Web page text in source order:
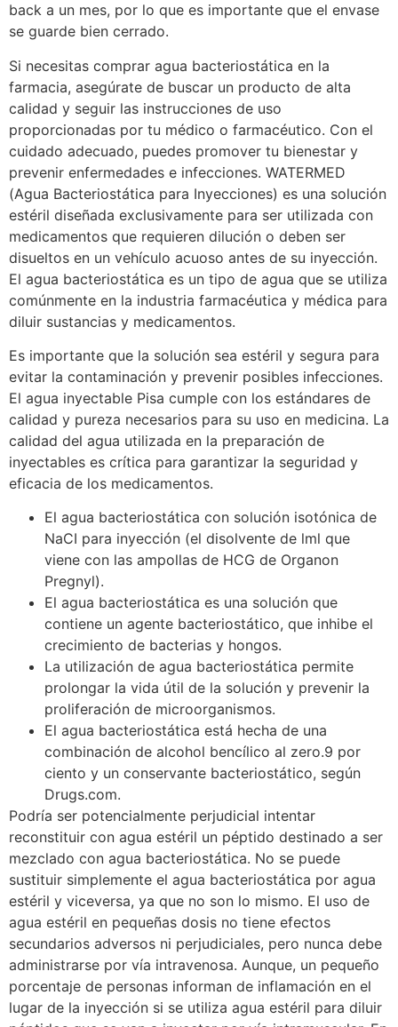
back a un mes, por lo que es importante que el envase
se guarde bien cerrado.
Si necesitas comprar agua bacteriostática en la
farmacia, asegúrate de buscar un producto de alta
calidad y seguir las instrucciones de uso
proporcionadas por tu médico o farmacéutico. Con el
cuidado adecuado, puedes promover tu bienestar y
prevenir enfermedades e infecciones. WATERMED
(Agua Bacteriostática para Inyecciones) es una solución
estéril diseñada exclusivamente para ser utilizada con
medicamentos que requieren dilución o deben ser
disueltos en un vehículo acuoso antes de su inyección.
El agua bacteriostática es un tipo de agua que se utiliza
comúnmente en la industria farmacéutica y médica para
diluir sustancias y medicamentos.
Es importante que la solución sea estéril y segura para
evitar la contaminación y prevenir posibles infecciones.
El agua inyectable Pisa cumple con los estándares de
calidad y pureza necesarios para su uso en medicina. La
calidad del agua utilizada en la preparación de
inyectables es crítica para garantizar la seguridad y
eficacia de los medicamentos.
El agua bacteriostática con solución isotónica de
NaCI para inyección (el disolvente de lml que
viene con las ampollas de HCG de Organon
Pregnyl).
El agua bacteriostática es una solución que
contiene un agente bacteriostático, que inhibe el
crecimiento de bacterias y hongos.
La utilización de agua bacteriostática permite
prolongar la vida útil de la solución y prevenir la
proliferación de microorganismos.
El agua bacteriostática está hecha de una
combinación de alcohol bencílico al zero.9 por
ciento y un conservante bacteriostático, según
Drugs.com.
Podría ser potencialmente perjudicial intentar
reconstituir con agua estéril un péptido destinado a ser
mezclado con agua bacteriostática. No se puede
sustituir simplemente el agua bacteriostática por agua
estéril y viceversa, ya que no son lo mismo. El uso de
agua estéril en pequeñas dosis no tiene efectos
secundarios adversos ni perjudiciales, pero nunca debe
administrarse por vía intravenosa. Aunque, un pequeño
porcentaje de personas informan de inflamación en el
lugar de la inyección si se utiliza agua estéril para diluir